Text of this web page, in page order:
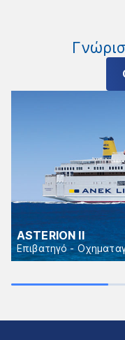
ASTERION II
Επιβατηγό -